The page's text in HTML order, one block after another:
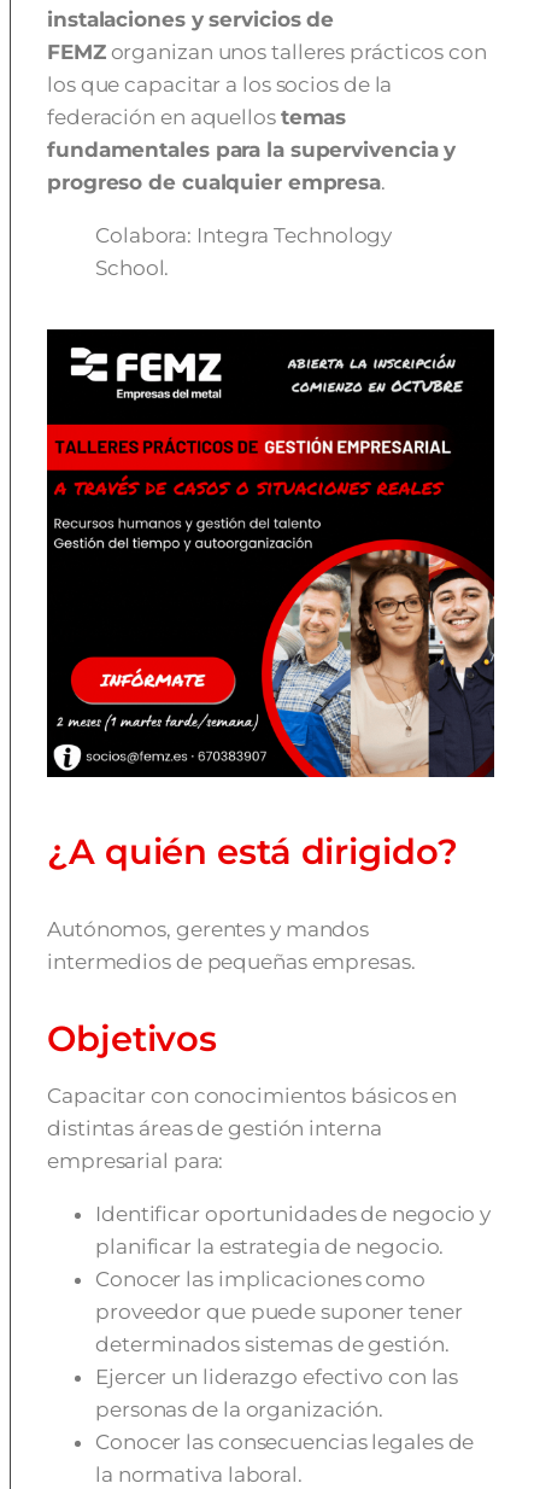
instalaciones y servicios de
FEMZorganizan unos talleres prácticos con
los que capacitar a los socios de la
federación en aquellos temas
fundamentales para la supervivencia y
progreso de cualquier empresa.
Colabora: Integra Technology
School.
¿A quién está dirigido?
Autónomos, gerentes y mandos
intermedios de pequeñas empresas.
Objetivos
Capacitar con conocimientos básicos en
distintas áreas de gestión interna
empresarial para:
Identificar oportunidades de negocio y
planificar la estrategia de negocio.
Conocer las implicaciones como
proveedor que puede suponer tener
determinados sistemas de gestión.
Ejercer un liderazgo efectivo con las
personas de la organización.
Conocer las consecuencias legales de
la normativa laboral.